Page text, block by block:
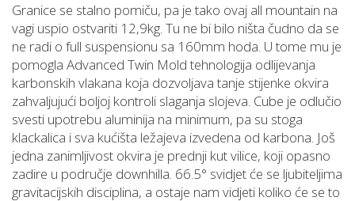
Granice se stalno pomiču, pa je tako ovaj all mountain na
vagi uspio ostvariti 12,9kg. Tu ne bi bilo ništa čudno da se
ne radi o full suspensionu sa 160mm hoda. U tome mu je
pomogla Advanced Twin Mold tehnologija odlijevanja
karbonskih vlakana koja dozvoljava tanje stijenke okvira
zahvaljujući boljoj kontroli slaganja slojeva. Cube je odlučio
svesti upotrebu aluminija na minimum, pa su stoga
klackalica i sva kućišta ležajeva izvedena od karbona. Još
jedna zanimljivost okvira je prednji kut vilice, koji opasno
zadire u područje downhilla. 66.5° svidjet će se ljubiteljima
gravitacijskih disciplina, a ostaje nam vidjeti koliko će se to